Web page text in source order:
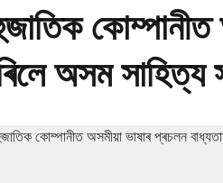
কোম্পানীত
অসম সাহিত্য